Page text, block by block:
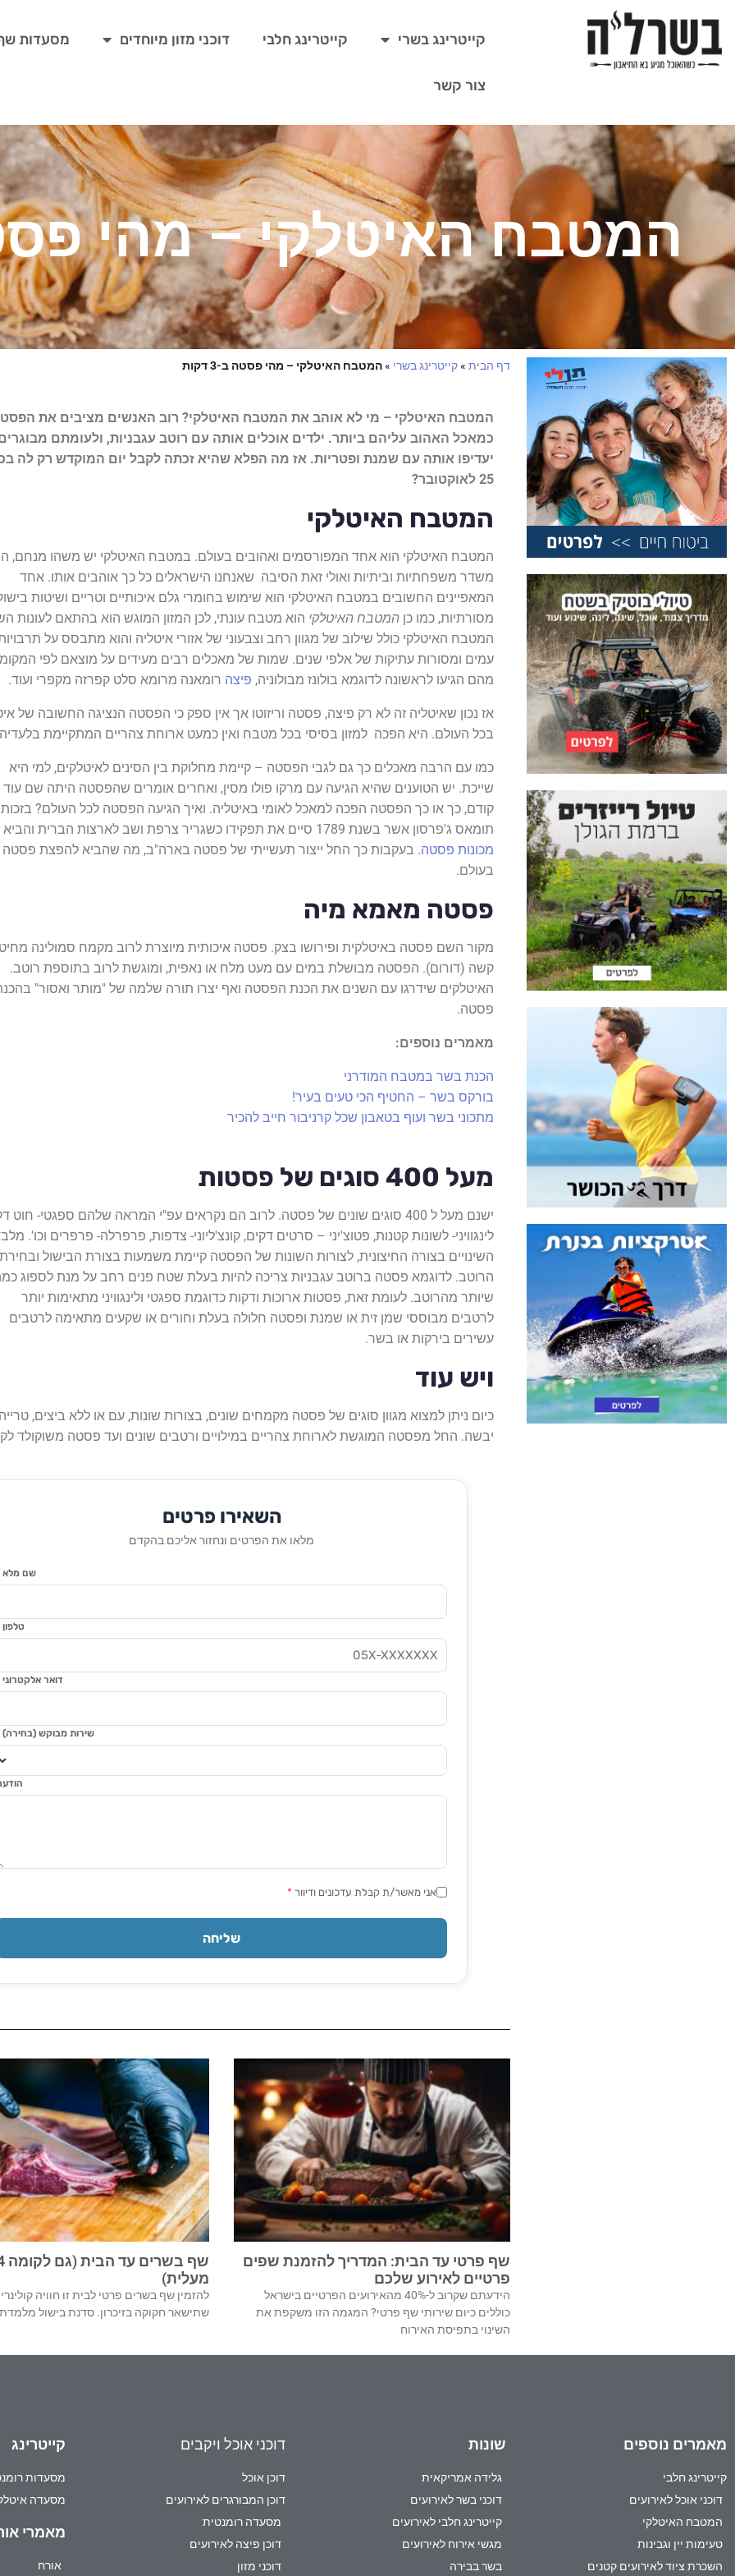
קייטרינג בשרי קייטרינג חלבי דוכני מזון מיוחדים מסעדות
צור קשר
המטבח האיטלקי – מהי פסטה
דף הבית»קייטרינג בשרי »המטבח האיטלקי – מהי פסטה ב-3 דקות
המטבח האיטלקי – מי לא אוהב את המטבח האיטלקי? רוב האנשים מציבים את
כמאכל האהוב עליהם ביותר. ילדים אוכלים אותה עם רוטב עגבניות, ולעומתם
יעדיפו אותה עם שמנת ופטריות. אז מה הפלא שהיא זכתה לקבל יום המוקדש רק לה
25 לאוקטובר?
המטבח האיטלקי
המטבח האיטלקי הוא אחד המפורסמים ואהובים בעולם. במטבח האיטלקי יש משהו מנחם,
משדר משפחתיות וביתיות ואולי זאת הסיבה שאנחנו הישראלים כל כך אוהבים אותו. אחד
המאפיינים החשובים במטבח האיטלקי הוא שימוש בחומרי גלם איכותיים וטריים ושיטות
מסורתיות, כמו כן המטבח האיטלקי הוא מטבח עונתי, לכן המזון המוגש הוא בהתאם לעונות
המטבח האיטלקי כולל שילוב של מגוון רחב וצבעוני של אזורי איטליה והוא מתבסס על
עמים ומסורות עתיקות של אלפי שנים. שמות של מאכלים רבים מעידים על מוצאם לפי
מהם הגיעו לראשונה לדוגמא בולונז מבולוניה, פיצה רומאנה מרומא סלט קפרזה מקפרי ועוד.
אז נכון שאיטליה זה לא רק פיצה, פסטה וריזוטו אך אין ספק כי הפסטה הנציגה החשובה של
בכל העולם. היא הפכה למזון בסיסי בכל מטבח ואין כמעט ארוחת צהריים המתקיימת
כמו עם הרבה מאכלים כך גם לגבי הפסטה – קיימת מחלוקת בין הסינים לאיטלקים, למי היא
שייכת. יש הטוענים שהיא הגיעה עם מרקו פולו מסין, ואחרים אומרים שהפסטה היתה שם עוד
קודם, כך או כך הפסטה הפכה למאכל לאומי באיטליה. ואיך הגיעה הפסטה לכל העולם? בזכות
תומאס ג'פרסון אשר בשנת 1789 סיים את תפקידו כשגריר צרפת ושב לארצות הברית והביא עימו
מכונות פסטה. בעקבות כך החל ייצור תעשייתי של פסטה בארה"ב, מה שהביא להפצת פסטה
בעולם.
פסטה מאמא מיה
מקור השם פסטה באיטלקית ופירושו בצק. פסטה איכותית מיוצרת לרוב מקמח סמולינה
קשה (דורום). הפסטה מבושלת במים עם מעט מלח או נאפית, ומוגשת לרוב בתוספת רוטב.
האיטלקים שידרגו עם השנים את הכנת הפסטה ואף יצרו תורה שלמה של "מותר ואסור"
פסטה.
מאמרים נוספים:
הכנת בשר במטבח המודרני
בורקס בשר – החטיף הכי טעים בעיר!
מתכוני בשר ועוף בטאבון שכל קרניבור חייב להכיר
מעל 400 סוגים של פסטות
ישנם מעל ל 400 סוגים שונים של פסטה. לרוב הם נקראים עפ"י המראה שלהם ספגטי- חוט
לינגוויני- לשונות קטנות, פטוצ'יני – סרטים דקים, קונצ'ליוני- צדפות, פרפרלה- פרפרים וכו'.
השינויים בצורה החיצונית, לצורות השונות של הפסטה קיימת משמעות בצורת הבישול ובחירת
הרוטב. לדוגמא פסטה ברוטב עגבניות צריכה להיות בעלת שטח פנים רחב על מנת לספוג
שיותר מהרוטב. לעומת זאת, פסטות ארוכות ודקות כדוגמת ספגטי ולינגוויני מתאימות יותר
לרטבים מבוססי שמן זית או שמנת ופסטה חלולה בעלת וחורים או שקעים מתאימה לרטבים
עשירים בירקות או בשר.
ויש עוד
כיום ניתן למצוא מגוון סוגים של פסטה מקמחים שונים, בצורות שונות, עם או ללא ביצים,
יבשה. החל מפסטה המוגשת לארוחת צהריים במילויים ורטבים שונים ועד פסטה משוקולד
השאירו פרטים
מלאו את הפרטים ונחזור אליכם בהקדם
שם מלא
טלפון
דואר אלקטרוני
שירות מבוקש (בחירה)
אני מאשר/ת קבלת עדכונים ודיוור *
שליחה
שף פרטי עד הבית: המדריך להזמנת שפים
פרטיים לאירוע שלכם
הידעתם שקרוב ל-40% מהאירועים הפרטיים בישראל
כוללים כיום שירותי שף פרטי? המגמה הזו משקפת את
השינוי בתפיסת האירוח
מעלית)
להזמין שף בשרים פרטי לבית זו חוויה
שתישאר חקוקה בזיכרון. סדנת בישול
מאמרים נוספים
קייטרינג חלבי
דוכני אוכל לאירועים
המטבח האיטלקי
טעימות יין וגבינות
השכרת ציוד לאירועים קטנים
שונות
גלידה אמריקאית
דוכני בשר לאירועים
קייטרינג חלבי לאירועים
מגשי אירוח לאירועים
בשר בבירה
דוכני אוכל ויקבים
דוכן אוכל
דוכן המבורגרים לאירועים
מסעדה רומנטית
דוכן פיצה לאירועים
דוכני מזון
קייטרינג
מסעדות
מסעדה
מאמרי
אורח